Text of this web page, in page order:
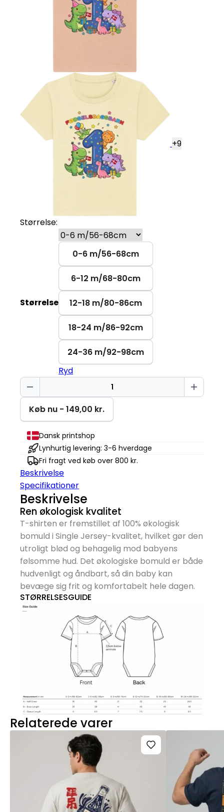
+9
Størrelse:
Størrelse
0-6 m/56-68cm
6-12 m/68-80cm
12-18 m/80-86cm
18-24 m/86-92cm
24-36 m/92-98cm
Ryd
Dino
Fødselsdag
1
år
Baby
T-
Shirt
antal
Køb nu - 149,00 kr.
Dansk printshop
Lynhurtig levering: 3-6 hverdage
Fri fragt ved køb over 800 kr.
Beskrivelse
Specifikationer
Beskrivelse
Ren økologisk kvalitet
T-shirten er fremstillet af 100% økologisk
bomuld i Single Jersey-kvalitet, hvilket gør den
utroligt blød og behagelig mod babyens
følsomme hud. Det økologiske bomuld er både
hudvenligt og åndbart, så din baby kan
bevæge sig frit og komfortabelt hele dagen.
STØRRELSESGUIDE
Relaterede varer